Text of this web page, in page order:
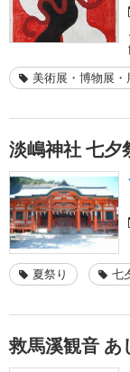
美術展・博物展・
淡嶋神社 七夕
夏祭り 七
救馬溪観音 あ